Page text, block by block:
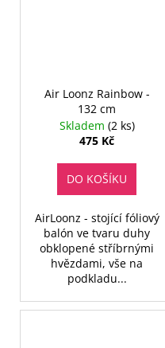
Air Loonz Rainbow -
132 cm
Skladem (2 ks)
475 Kč
DO KOŠÍKU
AirLoonz - stojící fóliový
balón ve tvaru duhy
obklopené stříbrnými
hvězdami, vše na
podkladu...